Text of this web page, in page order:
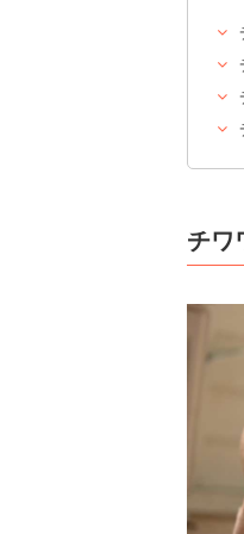
チワ